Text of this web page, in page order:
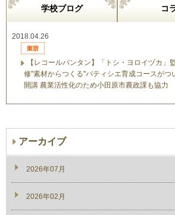
学校ブログ コ
2018.04.26
【レコールバンタン】「トシ・ヨロイヅカ」
修"素材からつくる"パティシエ育成コースがつ
開講 農業活性化のため小田原市農政課も協力
アーカイブ
2026年07月
2026年02月